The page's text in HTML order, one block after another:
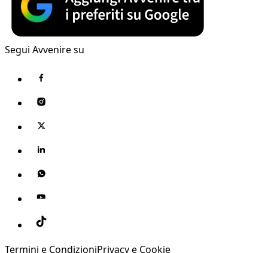
Segui Avvenire su
Termini e CondizioniPrivacy e Cookie